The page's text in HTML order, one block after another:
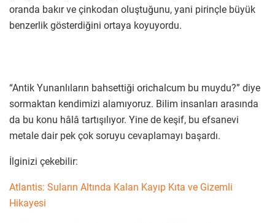
oranda bakır ve çinkodan oluştuğunu, yani pirinçle büyük
benzerlik gösterdiğini ortaya koyuyordu.
“Antik Yunanlıların bahsettiği orichalcum bu muydu?” diye
sormaktan kendimizi alamıyoruz. Bilim insanları arasında
da bu konu hâlâ tartışılıyor. Yine de keşif, bu efsanevi
metale dair pek çok soruyu cevaplamayı başardı.
İlginizi çekebilir:
Atlantis: Suların Altında Kalan Kayıp Kıta ve Gizemli
Hikayesi